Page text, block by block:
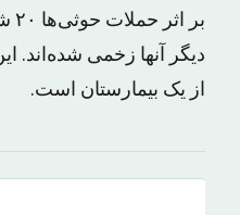
دیگر آنها زخمی شده‌اند.
از یک بیمارستان است.